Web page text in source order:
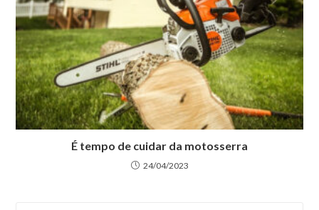
É tempo de cuidar da motosserra
24/04/2023